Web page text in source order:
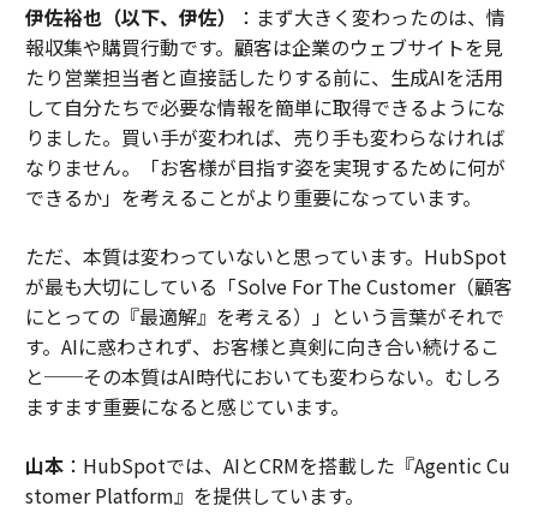
伊佐裕也（以下、伊佐）
：まず大きく変わったのは、情
報収集や購買行動です。顧客は企業のウェブサイトを見
たり営業担当者と直接話したりする前に、生成AIを活用
して自分たちで必要な情報を簡単に取得できるようにな
りました。買い手が変われば、売り手も変わらなければ
なりません。「お客様が目指す姿を実現するために何が
できるか」を考えることがより重要になっています。
ただ、本質は変わっていないと思っています。HubSpot
が最も大切にしている「Solve For The Customer（顧客
にとっての『最適解』を考える）」という言葉がそれで
す。AIに惑わされず、お客様と真剣に向き合い続けるこ
と──その本質はAI時代においても変わらない。むしろ
ますます重要になると感じています。
山本：HubSpotでは、AIとCRMを搭載した『Agentic Cu
stomer Platform』を提供しています。